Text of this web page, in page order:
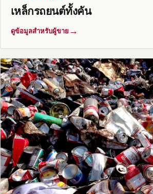
เหล็กรถยนต์ทั้งคัน
ดูข้อมูลสำหรับผู้ขาย →